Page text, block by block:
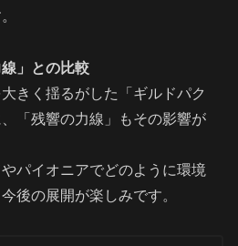
線」との比較
きく揺るがした「ギルドパク
「残響の力線」もその影響が
パイオニアでどのように環境
後の展開が楽しみです。